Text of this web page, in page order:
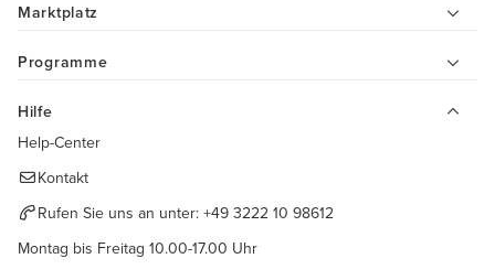
Marktplatz
Programme
Hilfe
Help-Center
Kontakt
Rufen Sie uns an unter: +49 3222 10 98612
Montag bis Freitag 10.00-17.00 Uhr